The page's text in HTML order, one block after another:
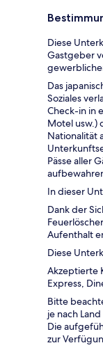
Diese
Gastgeber
Das
Soziales
Check-in in
Motel usw.)
Nationalität
Pässe aller
In dieser
Dank der
Aufenthalt
Diese
Akzeptierte
Express,
Bitte
je nach
Die
zur